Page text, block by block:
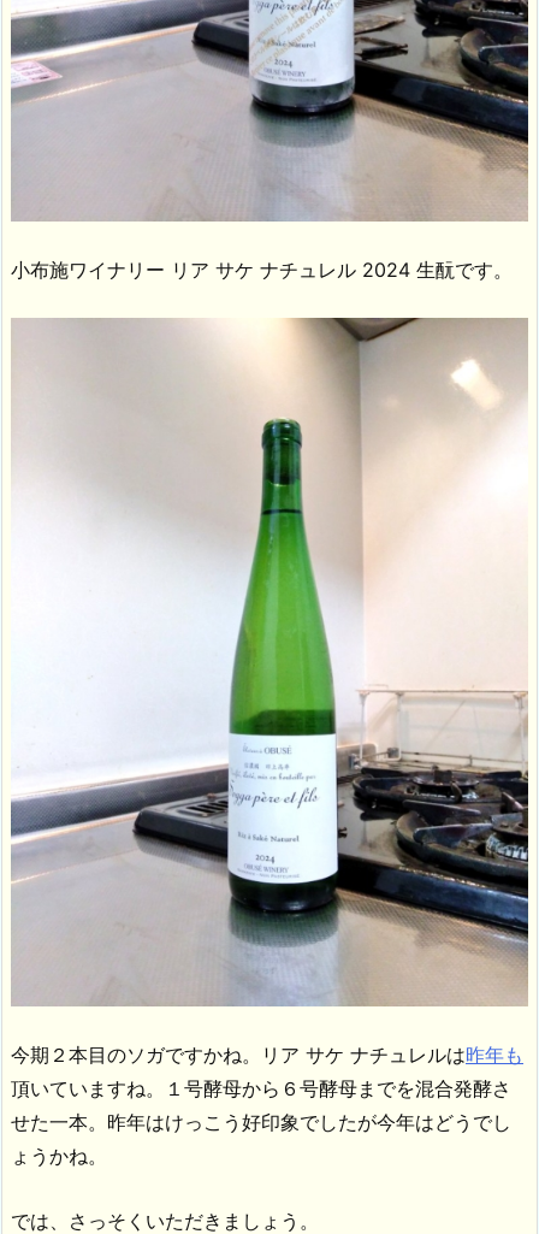
小布施ワイナリー リア サケ ナチュレル 2024 生酛です。
今期２本目のソガですかね。リア サケ ナチュレルは昨年も
頂いていますね。１号酵母から６号酵母までを混合発酵さ
せた一本。昨年はけっこう好印象でしたが今年はどうでし
ょうかね。
では、さっそくいただきましょう。